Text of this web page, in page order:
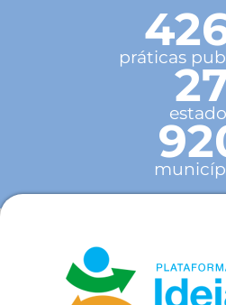
práticas